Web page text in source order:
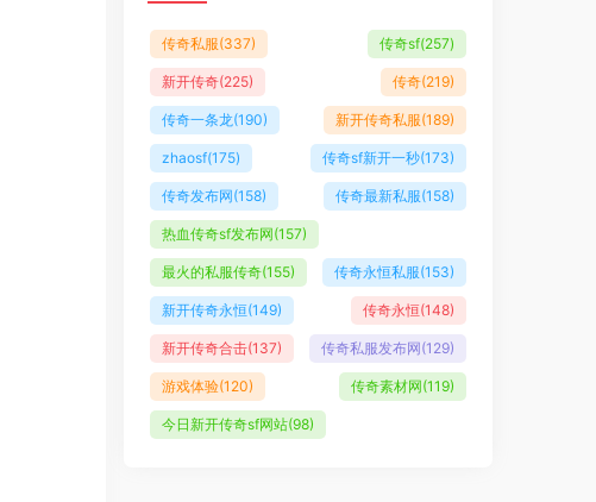
传奇私服(337) 传奇sf(257)
新开传奇(225) 传奇(219)
传奇一条龙(190) 新开传奇私服(189)
zhaosf(175) 传奇sf新开一秒(173)
传奇发布网(158) 传奇最新私服(158)
热血传奇sf发布网(157)
最火的私服传奇(155) 传奇永恒私服(153)
新开传奇永恒(149) 传奇永恒(148)
新开传奇合击(137) 传奇私服发布网(129)
游戏体验(120) 传奇素材网(119)
今日新开传奇sf网站(98)